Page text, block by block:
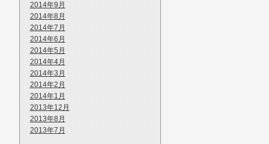
2014年9月
2014年8月
2014年7月
2014年6月
2014年5月
2014年4月
2014年3月
2014年2月
2014年1月
2013年12月
2013年8月
2013年7月